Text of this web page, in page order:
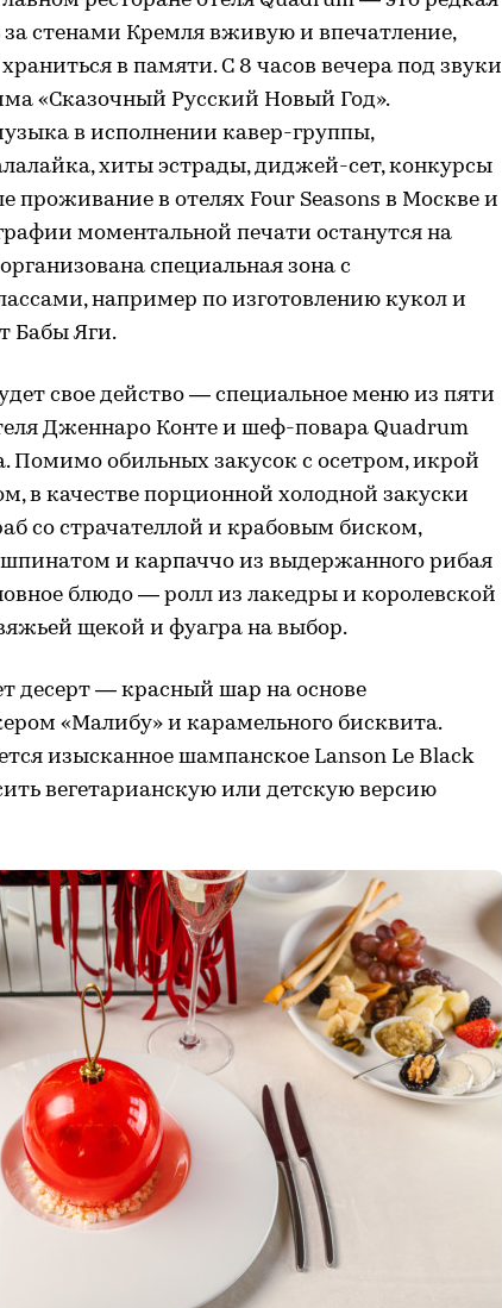
стенами Кремля вживую и впечатление,
в памяти. С 8 часов вечера под звуки
«Сказочный Русский Новый Год».
в исполнении кавер-группы,
хиты эстрады, диджей-сет, конкурсы
проживание в отелях Four Seasons в Москве и
моментальной печати останутся на
специальная зона с
например по изготовлению кукол и
Бабы Яги.
свое действо — специальное меню из пяти
Дженнаро Конте и шеф-повара Quadrum
Помимо обильных закусок с осетром, икрой
в качестве порционной холодной закуски
со страчателлой и крабовым биском,
и карпаччо из выдержанного рибая
блюдо — ролл из лакедры и королевской
щекой и фуагра на выбор.
десерт — красный шар на основе
«Малибу» и карамельного бисквита.
изысканное шампанское Lanson Le Black
вегетарианскую или детскую версию